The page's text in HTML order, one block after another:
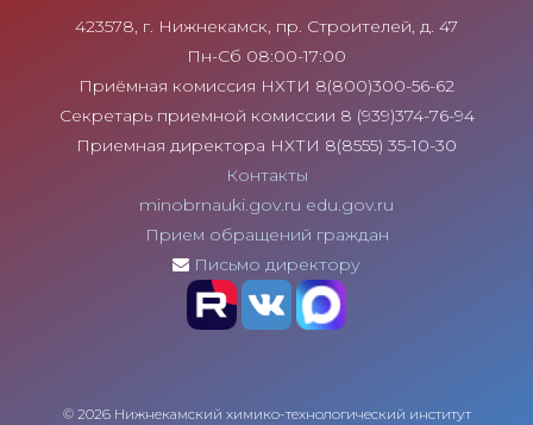
423578, г. Нижнекамск, пр. Строителей, д. 47
Пн-Сб 08:00-17:00
Приёмная комиссия НХТИ 8(800)300-56-62
Секретарь приемной комиссии 8 (939)374-76-94
Приемная директора НХТИ 8(8555) 35-10-30
Контакты
minobrnauki.gov.ru edu.gov.ru
Прием обращений граждан
Письмо директору
© 2026 Нижнекамский химико-технологический институт